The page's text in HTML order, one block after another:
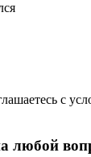
с
любой